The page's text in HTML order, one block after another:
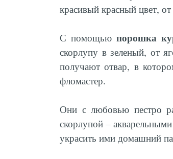
красивый красный цвет,
С помощью порошка
скорлупу в зеленый, от
получают отвар, в
фломастер.
Они с любовью пестро
скорлупой –
украсить ими домашний